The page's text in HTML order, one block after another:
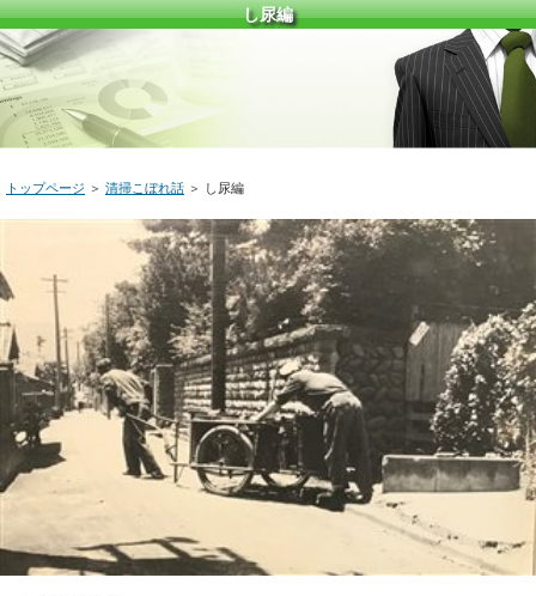
し尿編
トップページ ＞ 清掃こぼれ話 ＞ し尿編